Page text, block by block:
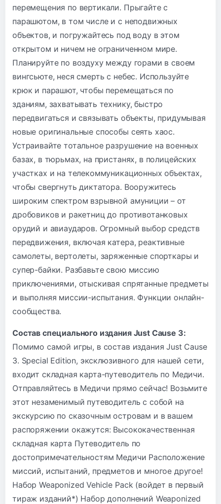
перемещения по вертикали. Прыгайте с
парашютом, в том числе и с неподвижных
объектов, и погружайтесь под воду в этом
открытом и ничем не ограниченном мире.
Планируйте по воздуху между горами в своем
вингсьюте, неся смерть с небес. Используйте
крюк и парашют, чтобы перемещаться по
зданиям, захватывать технику, быстро
передвигаться и связывать объекты, придумывая
новые оригинальные способы сеять хаос.
Устраивайте тотальное разрушение на военных
базах, в тюрьмах, на пристанях, в полицейских
участках и на телекоммуникационных объектах,
чтобы свергнуть диктатора. Вооружитесь
широким спектром взрывной амуниции – от
дробовиков и ракетниц до противотанковых
орудий и авиаударов. Огромный выбор средств
передвижения, включая катера, реактивные
самолеты, вертолеты, заряженные спорткары и
супер-байки. Разбавьте свою миссию
приключениями, отыскивая спрятанные предметы
и выполняя миссии-испытания. Функции онлайн-
сообщества.
Состав специального издания Just Cause 3:
Помимо самой игры, в состав издания Just Cause
3. Special Edition, эксклюзивного для нашей сети,
входит складная карта-путеводитель по Медичи.
Отправляйтесь в Медичи прямо сейчас! Возьмите
этот незаменимый путеводитель с собой на
экскурсию по сказочным островам и в вашем
распоряжении окажутся: Высококачественная
складная карта Путеводитель по
достопримечательностям Медичи Расположение
миссий, испытаний, предметов и многое другое!
Набор Weaponized Vehicle Pack (войдет в первый
тираж изданий*) Набор дополнений Weaponized